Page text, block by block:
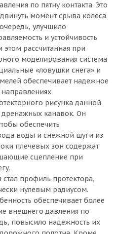
по пятну контакта. Это
момент срыва колеса
улучшило
и устойчивость
рассчитанная при
моделирования система
«ловушки снега» и
обеспечивает надежное
рисунка данной
дренажных канавок. Он
обеспечить
воды и снежной шуги из
плечевых зон содержат
сцепление при
профиль протектора,
нулевым радиусом.
обеспечивает более
внешнего давления по
повысило надежность их